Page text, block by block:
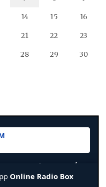
14 15 16
21 22 23
28 29 30